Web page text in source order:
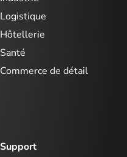
Logistique
Hôtellerie
Santé
Commerce de détail
Support